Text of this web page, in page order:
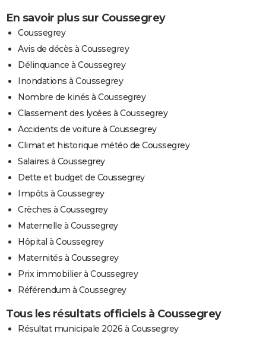
En savoir plus sur Coussegrey
Coussegrey
Avis de décès à Coussegrey
Délinquance à Coussegrey
Inondations à Coussegrey
Nombre de kinés à Coussegrey
Classement des lycées à Coussegrey
Accidents de voiture à Coussegrey
Climat et historique météo de Coussegrey
Salaires à Coussegrey
Dette et budget de Coussegrey
Impôts à Coussegrey
Crèches à Coussegrey
Maternelle à Coussegrey
Hôpital à Coussegrey
Maternités à Coussegrey
Prix immobilier à Coussegrey
Référendum à Coussegrey
Tous les résultats officiels à Coussegrey
Résultat municipale 2026 à Coussegrey